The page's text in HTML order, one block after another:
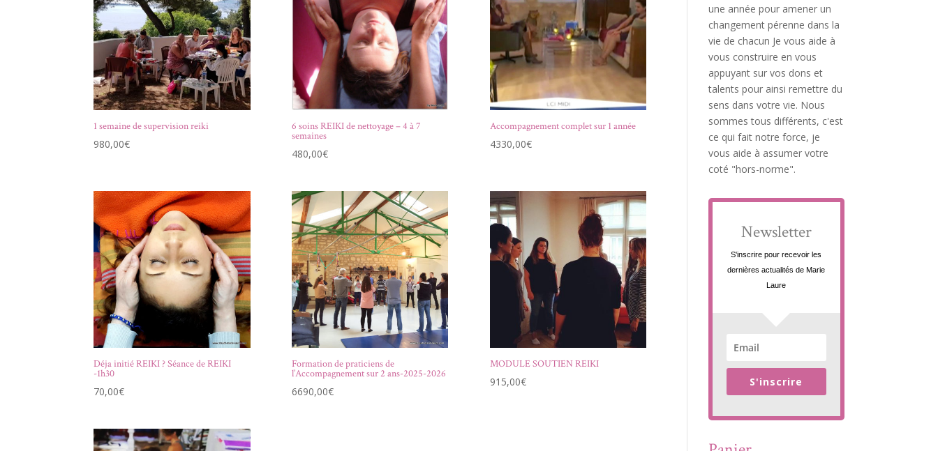
1 semaine de supervision reiki
980,00€
6 soins REIKI de nettoyage – 4 à 7
semaines
480,00€
Accompagnement complet sur 1 année
4330,00€
Déja initié REIKI ? Séance de REIKI
-1h30
70,00€
Formation de praticiens de
l’Accompagnement sur 2 ans-2025-2026
6690,00€
MODULE SOUTIEN REIKI
915,00€
une année pour amener un
changement pérenne dans la
vie de chacun Je vous aide à
vous construire en vous
appuyant sur vos dons et
talents pour ainsi remettre du
sens dans votre vie. Nous
sommes tous différents, c'est
ce qui fait notre force, je
vous aide à assumer votre
coté "hors-norme".
Newsletter
S'inscrire pour recevoir les
dernières actualités de Marie
Laure
S'inscrire